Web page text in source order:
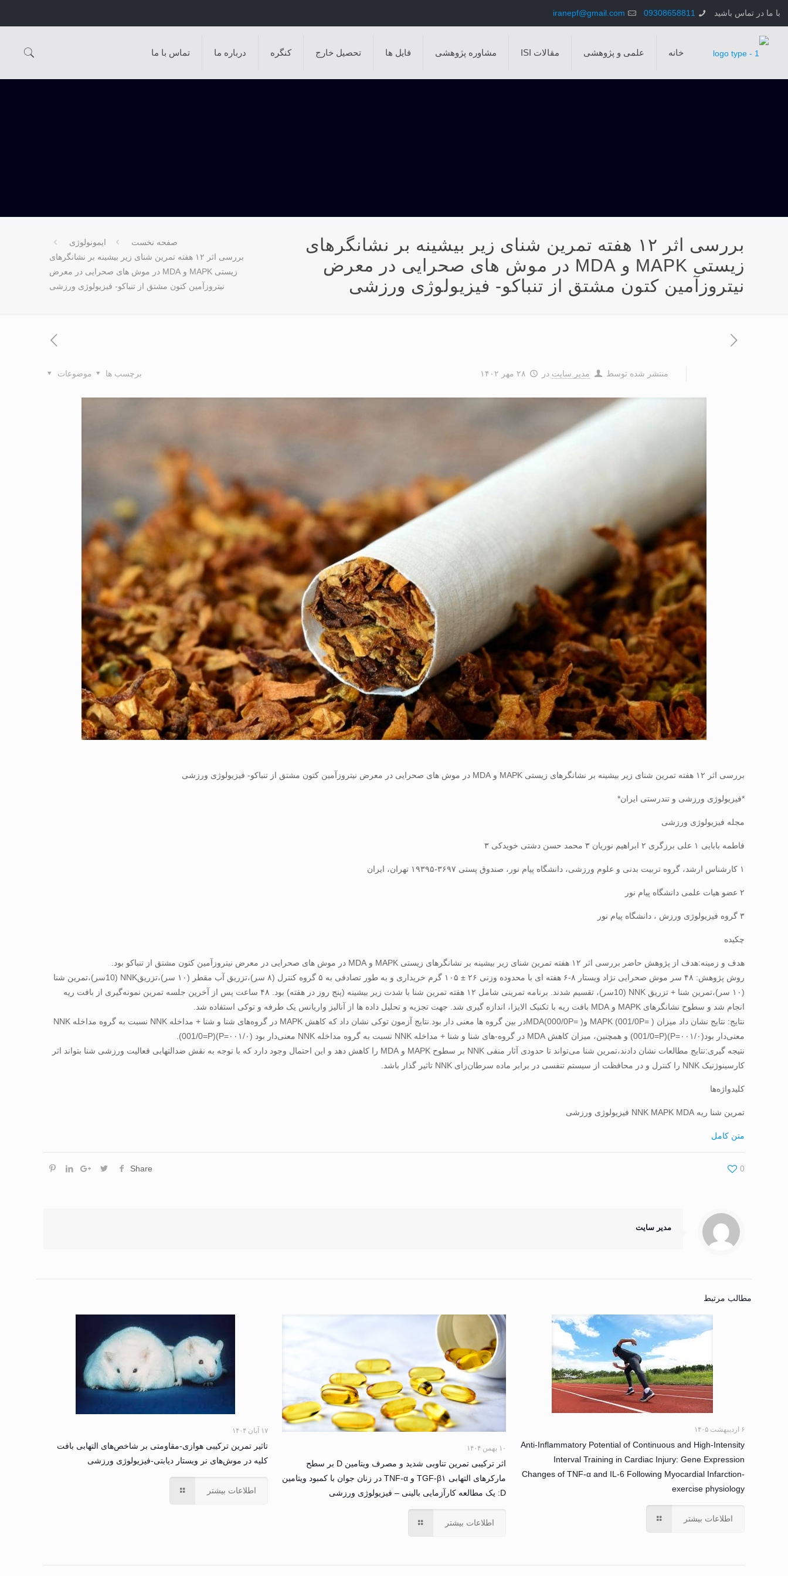
با ما در تماس باشید 09308658811
iranepf@gmail.com
خانه علمی و پژوهشی مقالات ISI مشاوره پژوهشی فایل ها تحصیل خارج کنگره درباره ما تماس با ما
بررسی اثر ۱۲ هفته تمرین شنای زیر بیشینه بر نشانگرهای
زیستی MAPK و MDA در موش های صحرایی در معرض
نیتروزآمین کتون مشتق از تنباکو- فیزیولوژی ورزشی
صفحه نخست
ایمونولوژی
بررسی اثر ۱۲ هفته تمرین شنای زیر بیشینه بر نشانگرهای
زیستی MAPK و MDA در موش های صحرایی در معرض
نیتروزآمین کتون مشتق از تنباکو- فیزیولوژی ورزشی
منتشر شده توسط مدیر سایت در ۲۸ مهر ۱۴۰۲ موضوعات برچسب ها
بررسی اثر ۱۲ هفته تمرین شنای زیر بیشینه بر نشانگرهای زیستی MAPK و MDA در موش های صحرایی در معرض نیتروزآمین کتون مشتق از تنباکو- فیزیولوژی ورزشی
*فیزیولوژی ورزشی و تندرستی ایران*
مجله فیزیولوژی ورزشی
فاطمه بابایی ۱ علی برزگری ۲ ابراهیم نوریان ۳ محمد حسن دشتی خویدکی ۳
۱ کارشناس ارشد، گروه تربیت بدنی و علوم ورزشی، دانشگاه پیام نور، صندوق پستی ۳۶۹۷-۱۹۳۹۵ تهران، ایران
۲ عضو هیات علمی دانشگاه پیام نور
۳ گروه فیزیولوژی ورزش ، دانشگاه پیام نور
چکیده
هدف و زمینه:هدف از پژوهش حاضر بررسی اثر ۱۲ هفته تمرین شنای زیر بیشینه بر نشانگرهای زیستی MAPK و MDA در موش های صحرایی در معرض نیتروزآمین کتون مشتق از تنباکو بود.
روش پژوهش: ۴۸ سر موش صحرایی نژاد ویستار ۸-۶ هفته ای با محدوده وزنی ۲۶ ± ۱۰۵ گرم خریداری و به طور تصادفی به ۵ گروه کنترل (۸ سر)،تزریق آب مقطر (۱۰ سر)،تزریقNNK (10سر)،تمرین شنا
(۱۰ سر)،تمرین شنا + تزریق NNK (10سر)، تقسیم شدند. برنامه تمرینی شامل ۱۲ هفته تمرین شنا با شدت زیر بیشینه (پنج روز در هفته) بود. ۴۸ ساعت پس از آخرین جلسه تمرین نمونه‌گیری از بافت ریه
انجام شد و سطوح نشانگرهای MAPK و MDA بافت ریه با تکنیک الایزا، اندازه گیری شد. جهت تجزیه و تحلیل داده ها از آنالیز واریانس یک طرفه و توکی استفاده شد.
نتایج: نتایج نشان داد میزان MAPK (001/0P= ) وMDA(000/0P= )در بین گروه ‌ها معنی دار بود.نتایج آزمون توکی نشان داد که کاهش MAPK در گروه‌های شنا و شنا + مداخله NNK نسبت به گروه مداخله NNK
معنی‌دار بود(۰۰۱/۰=P)(001/0=P) و همچنین، میزان کاهش MDA در گروه-های شنا و شنا + مداخله NNK نسبت به گروه مداخله NNK معنی‌دار بود (۰۰۱/۰=P)(001/0=P).
نتیجه گیری:نتایج مطالعات نشان دادند،تمرین شنا می‌تواند تا حدودی آثار منفی NNK بر سطوح MAPK و MDA را کاهش دهد و این احتمال وجود دارد که با توجه به نقش ضدالتهابی فعالیت ورزشی شنا بتواند اثر
کارسینوژنیک NNK را کنترل و در محافظت از سیستم تنفسی در برابر ماده سرطان‌زای NNK تاثیر گذار باشد.
کلیدواژه‌ها
تمرین شنا ریه NNK MAPK MDA فیزیولوژی ورزشی
متن کامل
Share 0
مدیر سایت
مطالب مرتبط
۶ اردیبهشت ۱۴۰۵
Anti-Inflammatory Potential of Continuous and High-Intensity
Interval Training in Cardiac Injury: Gene Expression
Changes of TNF-α and IL-6 Following Myocardial Infarction-
exercise physiology
اطلاعات بیشتر
۱۰ بهمن ۱۴۰۴
اثر ترکیبی تمرین تناوبی شدید و مصرف ویتامین D بر سطح
مارکرهای التهابی TGF-β۱ و TNF-α در زنان جوان با کمبود ویتامین
D: یک مطالعه کارآزمایی بالینی – فیزیولوژی ورزشی
اطلاعات بیشتر
۱۷ آبان ۱۴۰۴
تاثیر تمرین ترکیبی هوازی-مقاومتی بر شاخص‌های التهابی بافت
کلیه در موش‌های نر ویستار دیابتی-فیزیولوژی ورزشی
اطلاعات بیشتر